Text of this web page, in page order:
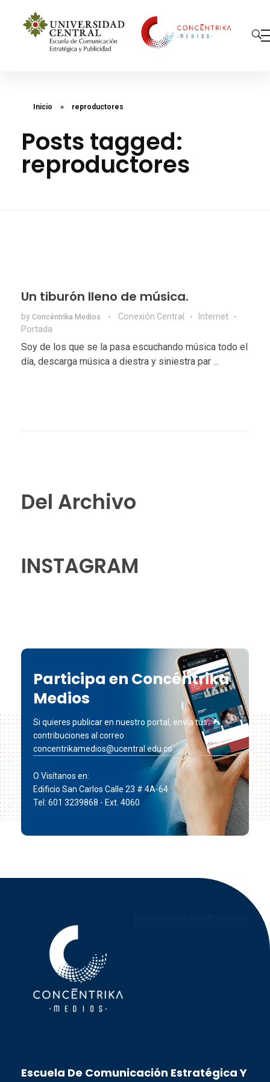
Inicio » reproductores
Posts tagged:
reproductores
Un tiburón lleno de música.
by Concéntrika Medios Conexión Central
Internet
Portada
Soy de los que se la pasa escuchando música todo el
día, descarga música a diestra y siniestra par ...
Del Archivo
INSTAGRAM
Participa en Concéntrika
Medios
Si quieres publicar en nuestro portal, envía tus
contribuciones al correo
concentrikamedios@ucentral.edu.co
O Visítanos en:
Edificio San Carlos Calle 23 # 4A-64
Tel: 601 3239868 - Ext. 4060
Escuela De Comunicación Estratégica Y